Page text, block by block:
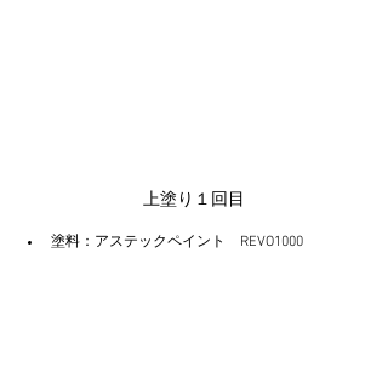
上塗り１回目
塗料：アステックペイント　REVO1000